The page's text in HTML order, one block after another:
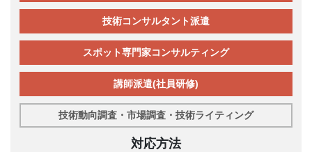
技術コンサルタント派遣
スポット専門家コンサルティング
講師派遣(社員研修)
技術動向調査・市場調査・技術ライティング
対応方法